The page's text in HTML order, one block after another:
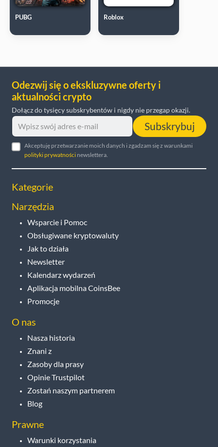
PUBG Roblox
Odezwij się o ekskluzywne oferty i
aktualności crypto
Dołącz do tysięcy subskrybentów i nigdy nie przegap okazji.
Subskrybuj
Akceptuję przetwarzanie moich danych i zgadzam się z warunkami
polityki prywatności newslettera.
Kategorie
Narzędzia
Wsparcie i Pomoc
Obsługiwane kryptowaluty
Jak to działa
Newsletter
Kalendarz wydarzeń
Aplikacja mobilna CoinsBee
Promocje
O nas
Nasza historia
Znani z
Zasoby dla prasy
Opinie Trustpilot
Zostań naszym partnerem
Blog
Prawne
Warunki korzystania